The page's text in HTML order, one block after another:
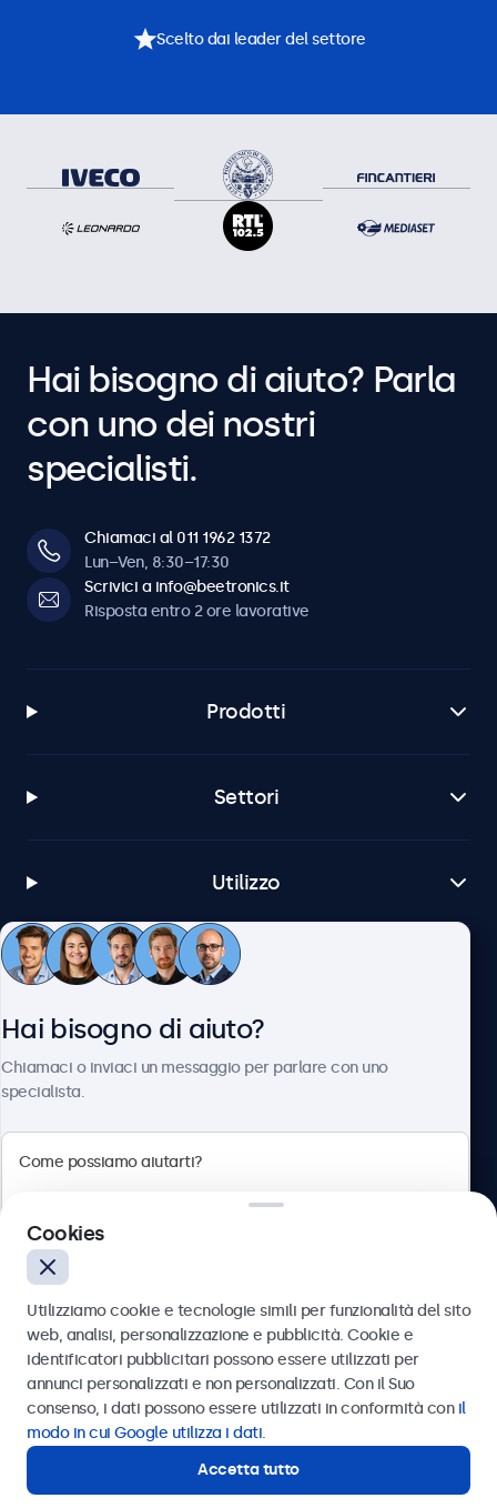
Scelto dai leader del settore
Hai bisogno di aiuto? Parla
con uno dei nostri
specialisti.
Chiamaci al 011 1962 1372
Lun–Ven, 8:30–17:30
Scrivici a info@beetronics.it
Risposta entro 2 ore lavorative
Prodotti
Settori
Utilizzo
Servizio Clienti
Italiano
Hai bisogno di aiuto?
Chiamaci o inviaci un messaggio per parlare con uno
specialista.
Inviare
Oppure chiamaci al
Contatta i nostri esperti
Cookies
Utilizziamo cookie e tecnologie simili per funzionalità del sito
web, analisi, personalizzazione e pubblicità. Cookie e
identificatori pubblicitari possono essere utilizzati per
annunci personalizzati e non personalizzati. Con il Suo
consenso, i dati possono essere utilizzati in conformità con il
modo in cui Google utilizza i dati.
Accetta tutto